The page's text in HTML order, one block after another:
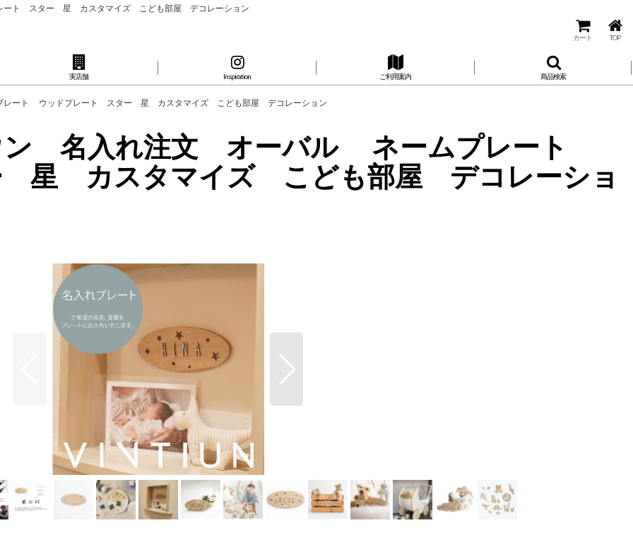
ート スター 星 カスタマイズ こども部屋 デコレーション
カート TOP
実店舗 Inspiration ご利用案内 商品検索
レート ウッドプレート スター 星 カスタマイズ こども部屋 デコレーション
ン 名入れ注文 オーバル ネームプレート
星 カスタマイズ こども部屋 デコレーショ